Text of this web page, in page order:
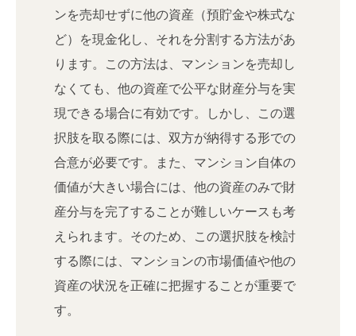
ンを売却せずに他の資産（預貯金や株式な
ど）を現金化し、それを分割する方法があ
ります。この方法は、マンションを売却し
なくても、他の資産で公平な財産分与を実
現できる場合に有効です。しかし、この選
択肢を取る際には、双方が納得する形での
合意が必要です。また、マンション自体の
価値が大きい場合には、他の資産のみで財
産分与を完了することが難しいケースも考
えられます。そのため、この選択肢を検討
する際には、マンションの市場価値や他の
資産の状況を正確に把握することが重要で
す。